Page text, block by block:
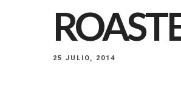
25 JULIO, 2014